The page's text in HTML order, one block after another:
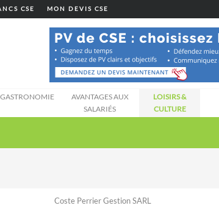
CSE MON DEVIS CSE
GASTRONOMIE
AVANTAGES AUX
SALARIÉS
LOISIRS &
CULTURE
Coste Perrier Gestion SARL